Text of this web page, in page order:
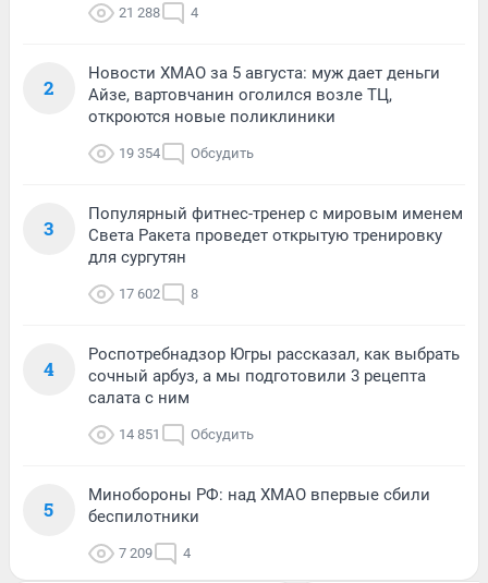
21 288 4
2
Новости ХМАО за 5 августа: муж дает деньги
Айзе, вартовчанин оголился возле ТЦ,
откроются новые поликлиники
19 354 Обсудить
3
Популярный фитнес-тренер с мировым именем
Света Ракета проведет открытую тренировку
для сургутян
17 602 8
4
Роспотребнадзор Югры рассказал, как выбрать
сочный арбуз, а мы подготовили 3 рецепта
салата с ним
14 851 Обсудить
5
Минобороны РФ: над ХМАО впервые сбили
беспилотники
7 209 4